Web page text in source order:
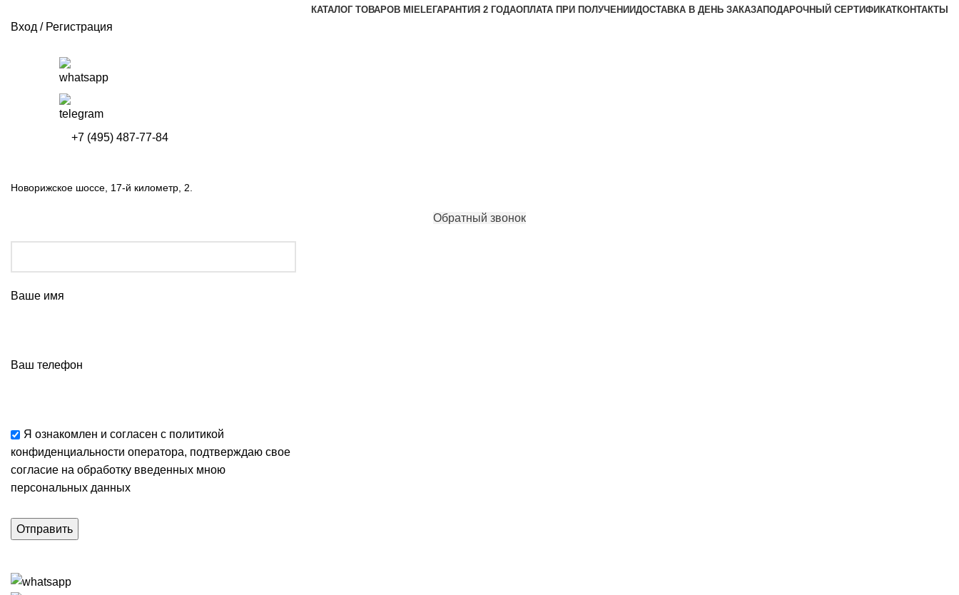
КАТАЛОГ ТОВАРОВ MIELEГАРАНТИЯ 2 ГОДАОПЛАТА ПРИ ПОЛУЧЕНИИДОСТАВКА В ДЕНЬ ЗАКАЗАПОДАРОЧНЫЙ СЕРТИФИКАТКОНТАКТЫ
Вход / Регистрация
+7 (495) 487-77-84
Новорижское шоссе, 17-й километр, 2.
Обратный звонок
Ваше имя
Ваш телефон
Я ознакомлен и согласен с политикой
конфиденциальности оператора, подтверждаю свое
согласие на обработку введенных мною
персональных данных